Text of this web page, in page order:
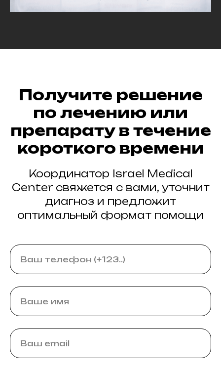
Получите решение
по лечению или
препарату в течение
короткого времени
Координатор Israel Medical
Center свяжется с вами, уточнит
диагноз и предложит
оптимальный формат помощи